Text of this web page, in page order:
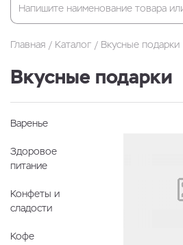
Главная Каталог Вкусные подарки
Вкусные подарки
Варенье
Здоровое
питание
Конфеты и
сладости
Кофе